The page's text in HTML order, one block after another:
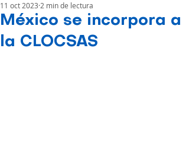
México se incorpora a
la CLOCSAS
11 oct 2023 2 min de lectura